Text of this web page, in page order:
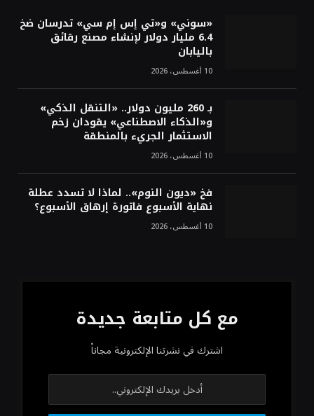
لتعزيز رقمنة قطاع البناء في السعودية
«سوني» و«تي إس إم سي» تدرسان ضخ
6.4 مليار دولار لإنشاء مصنع رقائق
باليابان
10 أغسطس، 2026
بـ 260 مليون دولار.. «التنقل الذكي»
و«الذكاء الاصطناعي» يقودان زخم
الاستثمار الجريء بالمنطقة
10 أغسطس، 2026
فخ «ديون النوم».. لماذا لا تسدد عطلة
نهاية الأسبوع فاتورة إرهاق الأسبوع؟
10 أغسطس، 2026
مع كل متابعة جديدة
اشترك في نشرتنا الإلكترونية مجاناً